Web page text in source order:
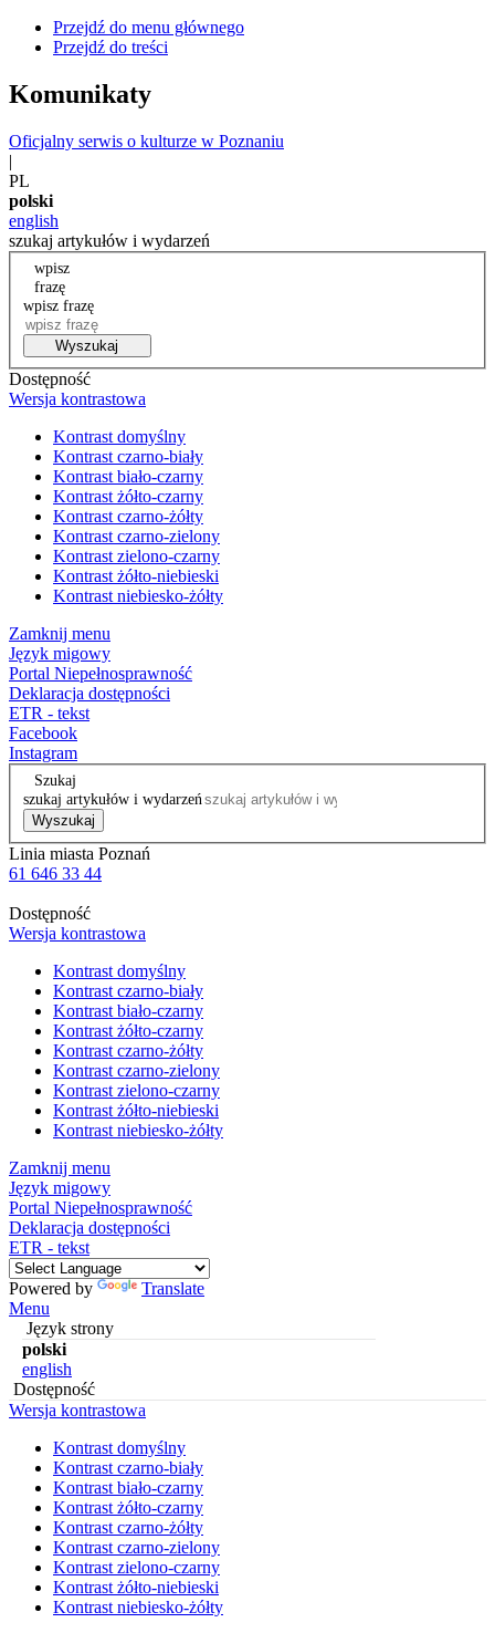
Przejdź do menu głównego
Przejdź do treści
Komunikaty
Oficjalny serwis o kulturze w Poznaniu
|
PL
polski
english
szukaj artykułów i wydarzeń
wpisz
frazę
wpisz frazę
Wyszukaj
Dostępność
Wersja kontrastowa
Kontrast domyślny
Kontrast czarno-biały
Kontrast biało-czarny
Kontrast żółto-czarny
Kontrast czarno-żółty
Kontrast czarno-zielony
Kontrast zielono-czarny
Kontrast żółto-niebieski
Kontrast niebiesko-żółty
Zamknij menu
Język migowy
Portal Niepełnosprawność
Deklaracja dostępności
ETR - tekst
Facebook
Instagram
Szukaj
szukaj artykułów i wydarzeń
Wyszukaj
Linia miasta Poznań
61 646 33 44
Dostępność
Wersja kontrastowa
Kontrast domyślny
Kontrast czarno-biały
Kontrast biało-czarny
Kontrast żółto-czarny
Kontrast czarno-żółty
Kontrast czarno-zielony
Kontrast zielono-czarny
Kontrast żółto-niebieski
Kontrast niebiesko-żółty
Zamknij menu
Język migowy
Portal Niepełnosprawność
Deklaracja dostępności
ETR - tekst
Powered by
Translate
Menu
Język strony
polski
english
Dostępność
Wersja kontrastowa
Kontrast domyślny
Kontrast czarno-biały
Kontrast biało-czarny
Kontrast żółto-czarny
Kontrast czarno-żółty
Kontrast czarno-zielony
Kontrast zielono-czarny
Kontrast żółto-niebieski
Kontrast niebiesko-żółty